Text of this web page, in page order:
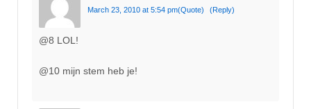
March 23, 2010 at 5:54 pm(Quote) (Reply)
@8 LOL!
@10 mijn stem heb je!